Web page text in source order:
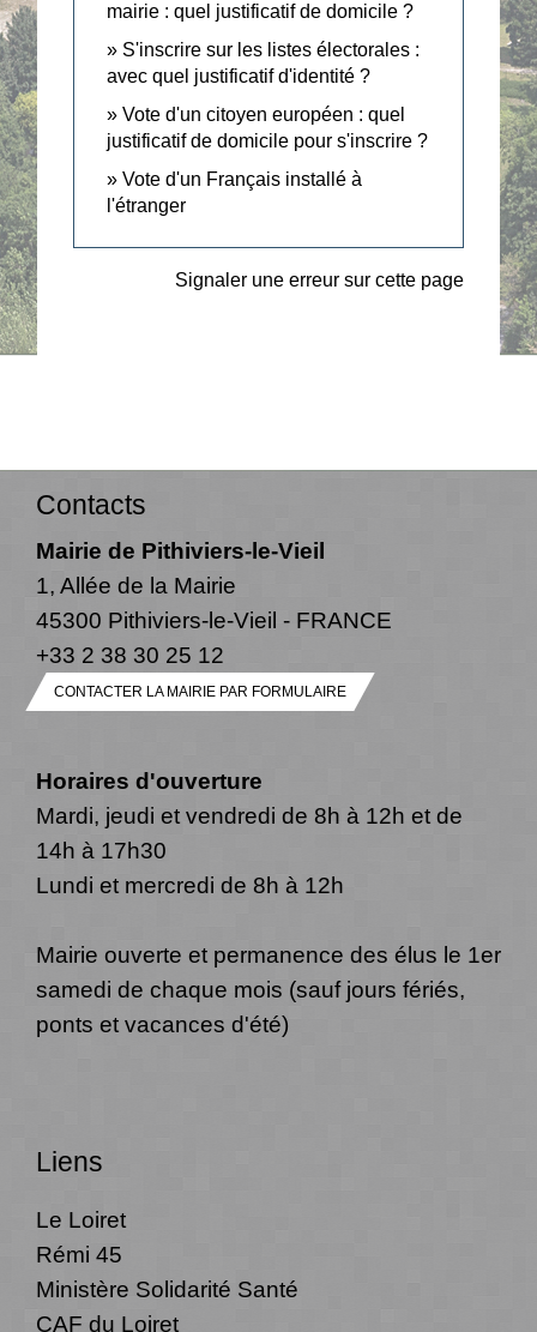
mairie : quel justificatif de domicile ?
S'inscrire sur les listes électorales :
avec quel justificatif d'identité ?
Vote d'un citoyen européen : quel
justificatif de domicile pour s'inscrire ?
Vote d'un Français installé à
l'étranger
Signaler une erreur sur cette page
Contacts
Mairie de Pithiviers-le-Vieil
1, Allée de la Mairie
45300 Pithiviers-le-Vieil - FRANCE
+33 2 38 30 25 12
CONTACTER LA MAIRIE PAR FORMULAIRE
Horaires d'ouverture
Mardi, jeudi et vendredi de 8h à 12h et de
14h à 17h30
Lundi et mercredi de 8h à 12h
Mairie ouverte et permanence des élus le 1er
samedi de chaque mois (sauf jours fériés,
ponts et vacances d'été)
Liens
Le Loiret
Rémi 45
Ministère Solidarité Santé
CAF du Loiret